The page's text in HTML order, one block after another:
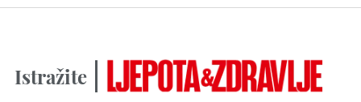
Istražite